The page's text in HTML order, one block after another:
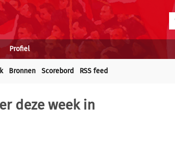
Profiel
Bronnen Scorebord RSS feed
deze week in